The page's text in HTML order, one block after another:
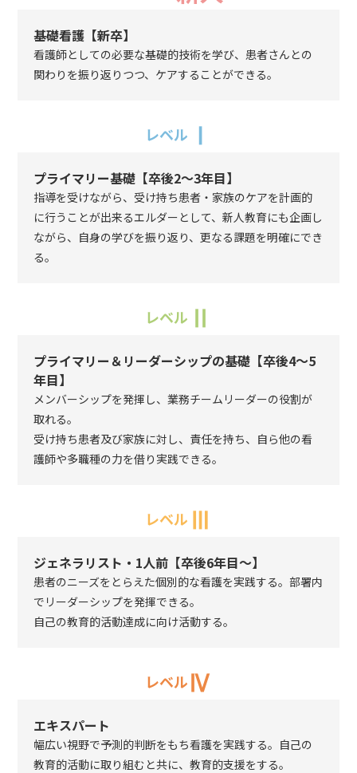
基礎看護【新卒】
看護師としての必要な基礎的技術を学び、患者さんとの
関わりを振り返りつつ、ケアすることができる。
レベル Ⅰ
プライマリー基礎【卒後2〜3年目】
指導を受けながら、受け持ち患者・家族のケアを計画的
に行うことが出来るエルダーとして、新人教育にも企画し
ながら、自身の学びを振り返り、更なる課題を明確にでき
る。
レベル Ⅱ
プライマリー＆リーダーシップの基礎【卒後4〜5
年目】
メンバーシップを発揮し、業務チームリーダーの役割が
取れる。
受け持ち患者及び家族に対し、責任を持ち、自ら他の看
護師や多職種の力を借り実践できる。
レベル Ⅲ
ジェネラリスト・1人前【卒後6年目〜】
患者のニーズをとらえた個別的な看護を実践する。部署内
でリーダーシップを発揮できる。
自己の教育的活動達成に向け活動する。
レベルⅣ
エキスパート
幅広い視野で予測的判断をもち看護を実践する。自己の
教育的活動に取り組むと共に、教育的支援をする。